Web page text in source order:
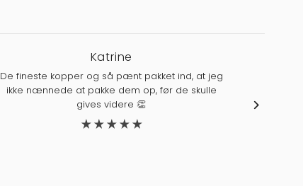
Katrine
De fineste kopper og så pænt pakket ind, at jeg
ikke nænnede at pakke dem op, før de skulle
gives videre 👏